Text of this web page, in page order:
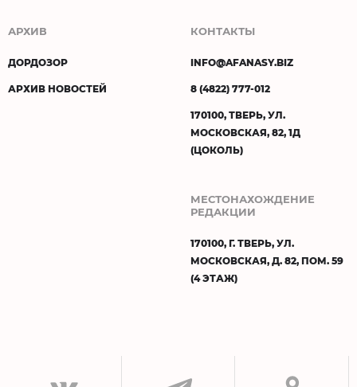
АРХИВ
ДОРДОЗОР
АРХИВ НОВОСТЕЙ
КОНТАКТЫ
INFO@AFANASY.BIZ
8 (4822) 777-012
170100, ТВЕРЬ, УЛ.
МОСКОВСКАЯ, 82, 1Д
(ЦОКОЛЬ)
МЕСТОНАХОЖДЕНИЕ
РЕДАКЦИИ
170100, Г. ТВЕРЬ, УЛ.
МОСКОВСКАЯ, Д. 82, ПОМ. 59
(4 ЭТАЖ)